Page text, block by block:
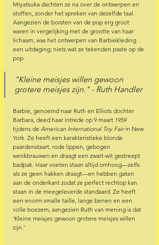
Miyatsuka dachten ze na over de ontwerpen en
stoffen, zonder het spreken van dezelfde taal.
Aangezien de borsten van de pop erg groot
waren in vergelijking met de grootte van haar
lichaam, was het ontwerpen van Barbiekleding
een uitdaging; niets wat ze tekenden paste op de
pop.
"Kleine meisjes willen gewoon
grotere meisjes zijn." - Ruth Handler
Barbie, genoemd naar Ruth en Elliots dochter
Barbara, deed haar intrede op 9 maart 1959
tijdens de American International Toy Fair in New
York. Ze heeft een karakteristieke blonde
paardenstaart, rode lippen, gebogen
wenkbrauwen en draagt een zwart-wit gestreept
badpak. Haar voeten staan altijd omhoog—zelfs
als ze geen hakken draagt—en hebben gaten
aan de onderkant zodat ze perfect rechtop kan
staan in de meegeleverde standaard. Ze heeft
een enorm smalle taille, lange benen en een
volle boezem, aangezien Ruth van mening is dat
‘Kleine meisjes gewoon grotere meisjes willen
zijn.’